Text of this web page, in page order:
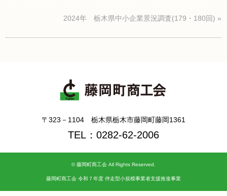
2024年 栃木県中小企業景況調査(179・180回) »
〒323－1104 栃木県栃木市藤岡町藤岡1361
TEL：0282-62-2006
©藤岡町商工会 All Rights Reserved.
藤岡町商工会 令和７年度 伴走型小規模事業者支援推進事業